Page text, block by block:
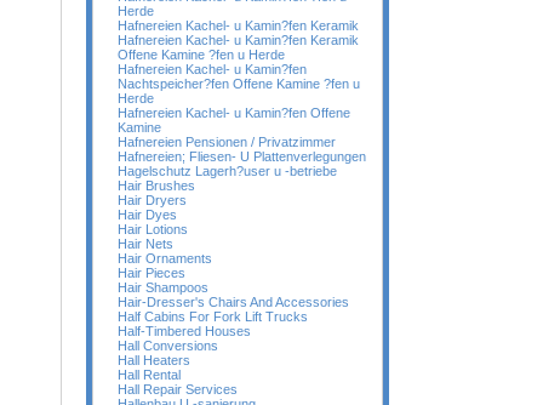
Herde
Hafnereien Kachel- u Kamin?fen Keramik
Hafnereien Kachel- u Kamin?fen Keramik
Offene Kamine ?fen u Herde
Hafnereien Kachel- u Kamin?fen
Nachtspeicher?fen Offene Kamine ?fen u
Herde
Hafnereien Kachel- u Kamin?fen Offene
Kamine
Hafnereien Pensionen / Privatzimmer
Hafnereien; Fliesen- U Plattenverlegungen
Hagelschutz Lagerh?user u -betriebe
Hair Brushes
Hair Dryers
Hair Dyes
Hair Lotions
Hair Nets
Hair Ornaments
Hair Pieces
Hair Shampoos
Hair-Dresser's Chairs And Accessories
Half Cabins For Fork Lift Trucks
Half-Timbered Houses
Hall Conversions
Hall Heaters
Hall Rental
Hall Repair Services